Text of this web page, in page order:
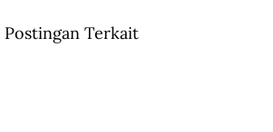
Postingan Terkait